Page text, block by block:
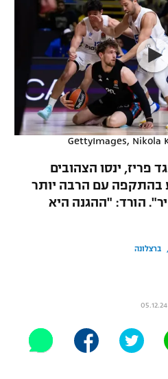
GettyImages, Nikola
פריז, ינסו הצהובים
בהתקפה עם הרבה יותר
הורד: "ההגנה היא
ברצלונה